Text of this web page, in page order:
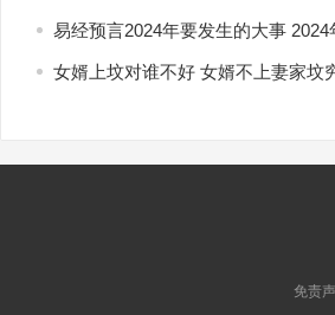
易经预言2024年要发生的大事
女婿上坟对谁不好 女婿不上妻家坟
免责